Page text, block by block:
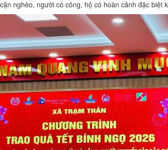
CHƯƠNG TRÌNH
Nhân dịp đón tết cổ truyền dân tộc, Xuân Bính Ngọ
Công ty cổ phần đầu tư xây dựng Thiên Đức, Ngân
cận nghèo, người có công, hộ có hoàn cảnh đặc biệt